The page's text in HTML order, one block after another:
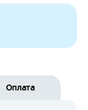
Оплата